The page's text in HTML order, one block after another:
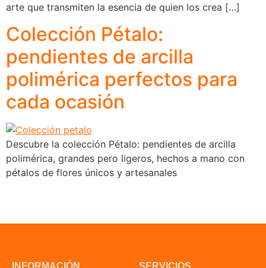
arte que transmiten la esencia de quien los crea […]
Colección Pétalo:
pendientes de arcilla
polimérica perfectos para
cada ocasión
Descubre la colección Pétalo: pendientes de arcilla
polimérica, grandes pero ligeros, hechos a mano con
pétalos de flores únicos y artesanales